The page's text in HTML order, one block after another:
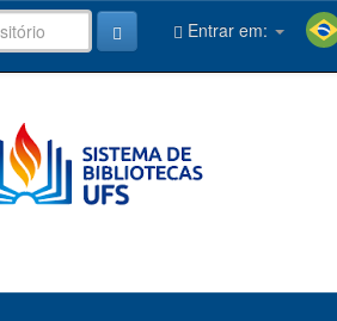
Entrar em: